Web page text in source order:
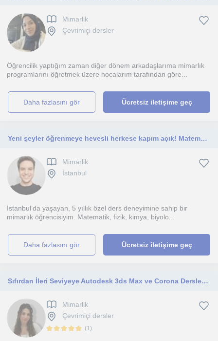
Mimarlik
Çevrimiçi dersler
Öğrencilik yaptığım zaman diğer dönem arkadaşlarıma mimarlık
programlarını öğretmek üzere hocalarım tarafından göre...
daha fazlasını gör Ücretsiz iletişime geç
Yeni şeyler öğrenmeye hevesli herkese kapım açık! Matematikten tasarıma uzanan farklı alanlarda birlikte ilerlemek isterim.
Mimarlik
İstanbul
İstanbul’da yaşayan, 5 yıllık özel ders deneyimine sahip bir
mimarlık öğrencisiyim. Matematik, fizik, kimya, biyolo...
daha fazlasını gör Ücretsiz iletişime geç
Sıfırdan İleri Seviyeye Autodesk 3ds Max ve Corona Dersleri Modelleme ve Görselleştirme
Mimarlik
Çevrimiçi dersler
(1)